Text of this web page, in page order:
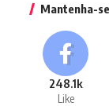
Mantenha-
248.1k
Like